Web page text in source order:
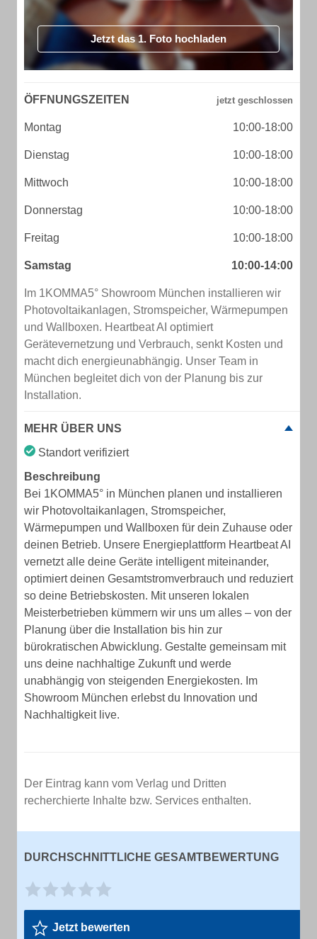
Jetzt das 1. Foto hochladen
ÖFFNUNGSZEITEN
Montag 10:00-18:00
Dienstag 10:00-18:00
Mittwoch 10:00-18:00
Donnerstag 10:00-18:00
Freitag 10:00-18:00
Samstag 10:00-14:00
Im 1KOMMA5° Showroom München installieren wir
Photovoltaikanlagen, Stromspeicher, Wärmepumpen
und Wallboxen. Heartbeat AI optimiert
Gerätevernetzung und Verbrauch, senkt Kosten und
macht dich energieunabhängig. Unser Team in
München begleitet dich von der Planung bis zur
Installation.
MEHR ÜBER UNS
Standort verifiziert
Beschreibung
Bei 1KOMMA5° in München planen und installieren
wir Photovoltaikanlagen, Stromspeicher,
Wärmepumpen und Wallboxen für dein Zuhause oder
deinen Betrieb. Unsere Energieplattform Heartbeat AI
vernetzt alle deine Geräte intelligent miteinander,
optimiert deinen Gesamtstromverbrauch und reduziert
so deine Betriebskosten. Mit unseren lokalen
Meisterbetrieben kümmern wir uns um alles – von der
Planung über die Installation bis hin zur
bürokratischen Abwicklung. Gestalte gemeinsam mit
uns deine nachhaltige Zukunft und werde
unabhängig von steigenden Energiekosten. Im
Showroom München erlebst du Innovation und
Nachhaltigkeit live.
Der Eintrag kann vom Verlag und Dritten
recherchierte Inhalte bzw. Services enthalten.
DURCHSCHNITTLICHE GESAMTBEWERTUNG
Jetzt bewerten